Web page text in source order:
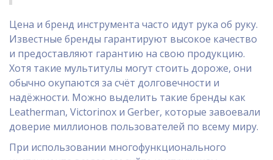
Цена и бренд инструмента часто идут рука об руку.
Известные бренды гарантируют высокое качество
и предоставляют гарантию на свою продукцию.
Хотя такие мультитулы могут стоить дороже, они
обычно окупаются за счёт долговечности и
надёжности. Можно выделить такие бренды как
Leatherman, Victorinox и Gerber, которые завоевали
доверие миллионов пользователей по всему миру.
При использовании многофункционального